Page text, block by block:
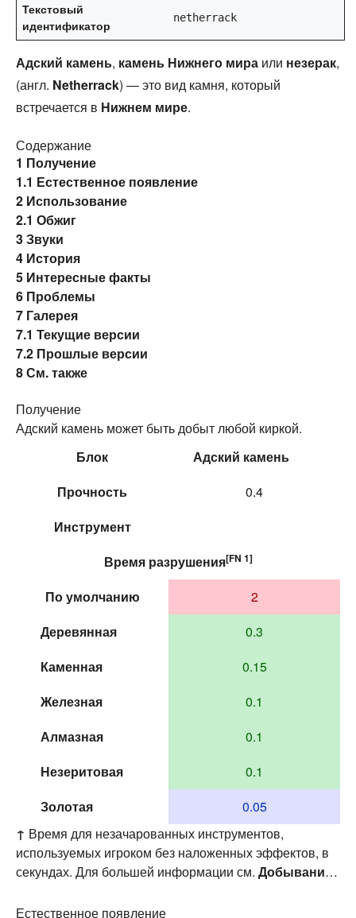
Текстовый
идентификатор
netherrack
Адский камень, камень Нижнего мира или незерак,
(англ. Netherrack) — это вид камня, который
встречается в Нижнем мире.
Содержание
1 Получение
1.1 Естественное появление
2 Использование
2.1 Обжиг
3Звуки
4 История
5 Интересные факты
6 Проблемы
7 Галерея
7.1 Текущие версии
7.2 Прошлые версии
8См. также
Получение
Адский камень может быть добыт любой киркой.
Блок
Адский камень
Прочность
0.4
Инструмент
Время разрушения[FN 1]
По умолчанию
2
Деревянная
0.3
Каменная
0.15
Железная
0.1
Алмазная
0.1
Незеритовая
0.1
Золотая
0.05
↑ Время для незачарованных инструментов,
используемых игроком без наложенных эффектов, в
секундах. Для большей информации см. Добывание
Естественное появление